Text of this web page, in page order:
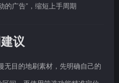
的广告”，缩短上手周期
议
无目的地刷素材，先明确自己的